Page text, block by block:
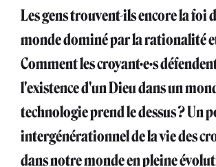
Les gens trouvent-ils encore la foi
monde dominé par la rationalité
Comment les croyant·e·s
l'existence d'un Dieu dans un
technologie prend le dessus ? Un
intergénérationnel de la vie des
dans notre monde en pleine